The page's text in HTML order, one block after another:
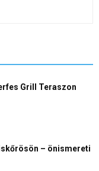
Grill Teraszon
– önismereti